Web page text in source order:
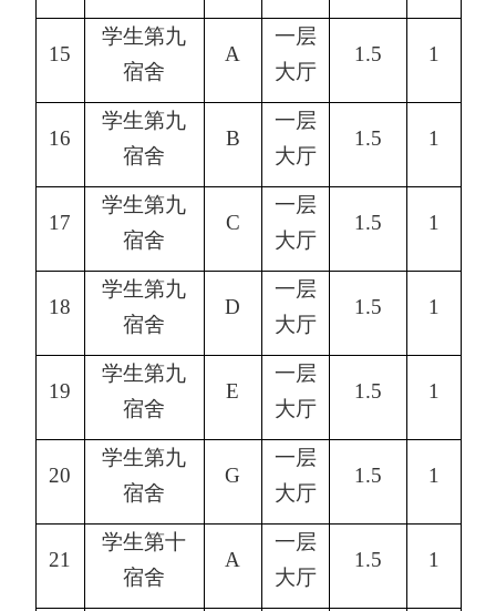
15
学生第九
宿舍
A
一层
大厅
1.5 1
16
学生第九
宿舍
B
一层
大厅
1.5 1
17
学生第九
宿舍
C
一层
大厅
1.5 1
18
学生第九
宿舍
D
一层
大厅
1.5 1
19
学生第九
宿舍
E
一层
大厅
1.5 1
20
学生第九
宿舍
G
一层
大厅
1.5 1
21
学生第十
宿舍
A
一层
大厅
1.5 1